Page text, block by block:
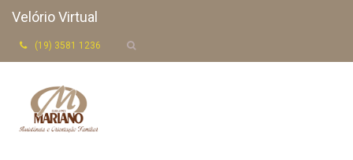
Velório Virtual
(19) 3581 1236